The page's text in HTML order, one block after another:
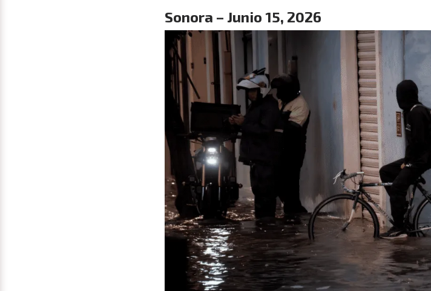
Sonora – Junio 15, 2026